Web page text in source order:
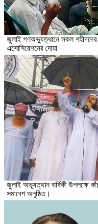
জুলাই গণঅভ্যুত্থানে সকল শহীদদের
এসোসিয়েশনের দোয়া
জুলাই অভ্যূত্থান বার্ষিকী উপলক্ষে
সমাবেশ অনুষ্ঠিত।